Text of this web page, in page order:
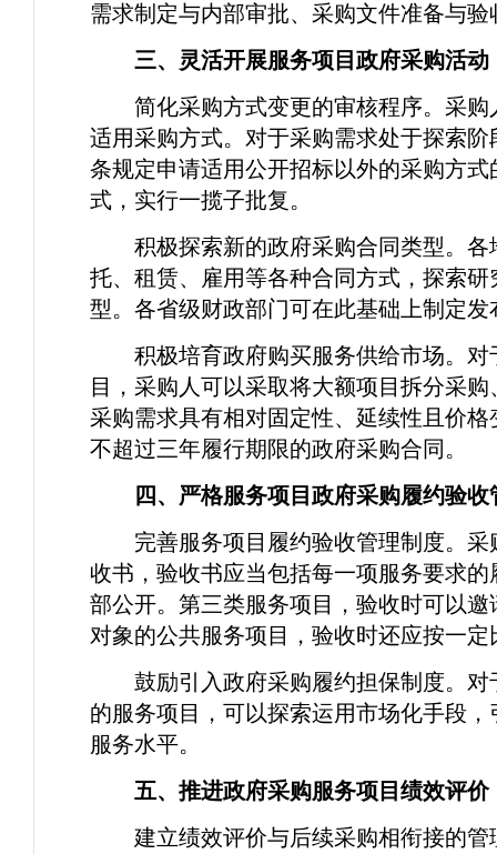
需求制定与内部审批、采购文件准备与
三、灵活开展服务项目政府采购活动
简化采购方式变更的审核程序。采
适用采购方式。对于采购需求处于探索
条规定申请适用公开招标以外的采购方
式，实行一揽子批复。
积极探索新的政府采购合同类型。
托、租赁、雇用等各种合同方式，探索
型。各省级财政部门可在此基础上制定
积极培育政府购买服务供给市场。
目，采购人可以采取将大额项目拆分采
采购需求具有相对固定性、延续性且价
不超过三年履行期限的政府采购合同。
四、严格服务项目政府采购履约验收
完善服务项目履约验收管理制度。
收书，验收书应当包括每一项服务要求
部公开。第三类服务项目，验收时可以
对象的公共服务项目，验收时还应按一
鼓励引入政府采购履约担保制度。
的服务项目，可以探索运用市场化手段
服务水平。
五、推进政府采购服务项目绩效评价
建立绩效评价与后续采购相衔接的